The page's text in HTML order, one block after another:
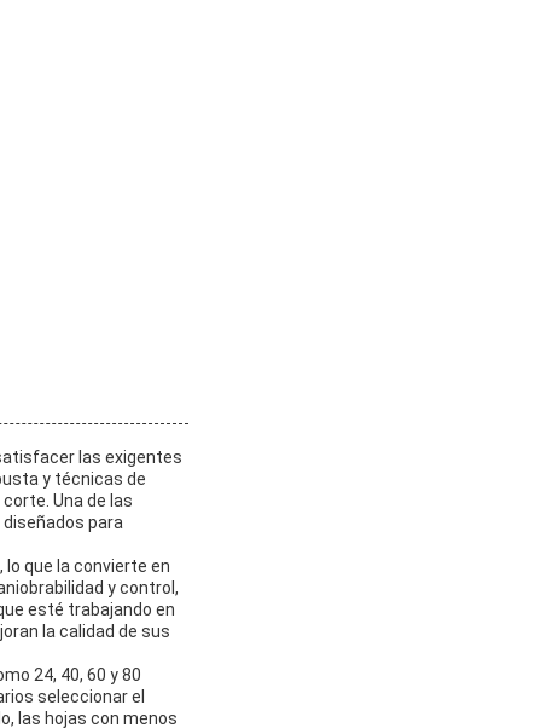
las exigentes
y técnicas de
Una de las
para
que la convierte en
y control,
esté trabajando en
la calidad de sus
24, 40, 60 y 80
seleccionar el
las hojas con menos